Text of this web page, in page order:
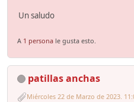
Un saludo
A 1 persona le gusta esto.
patillas anchas
Miércoles 22 de Marzo de 2023.